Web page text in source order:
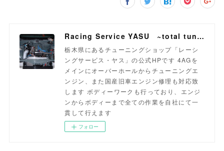
Racing Service YASU ~total tuning proshop~
栃木県にあるチューニングショップ「レーシ
ングサービス・ヤス」の公式HPです 4AGを
メインにオーバーホールからチューニングエ
ンジン、また国産旧車エンジン修理も対応致
します ボディーワークも行っており、エンジ
ンからボディーまで全ての作業を自社にて一
貫して行えます
フォロー